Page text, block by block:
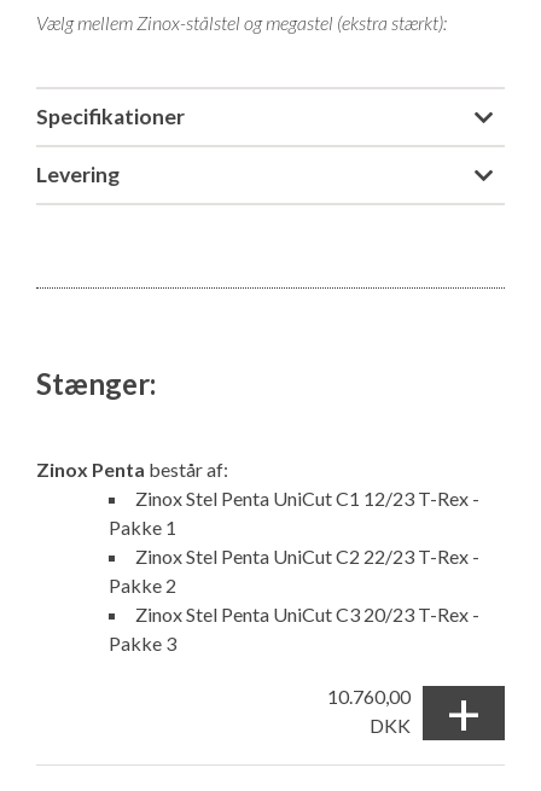
Vælg mellem Zinox-stålstel og megastel (ekstra stærkt):
Specifikationer
Levering
Stænger:
Zinox Penta består af:
Zinox Stel Penta UniCut C1 12/23 T-Rex -
Pakke 1
Zinox Stel Penta UniCut C2 22/23 T-Rex -
Pakke 2
Zinox Stel Penta UniCut C3 20/23 T-Rex -
Pakke 3
10.760,00
DKK
+